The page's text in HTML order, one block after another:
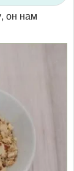
он нам